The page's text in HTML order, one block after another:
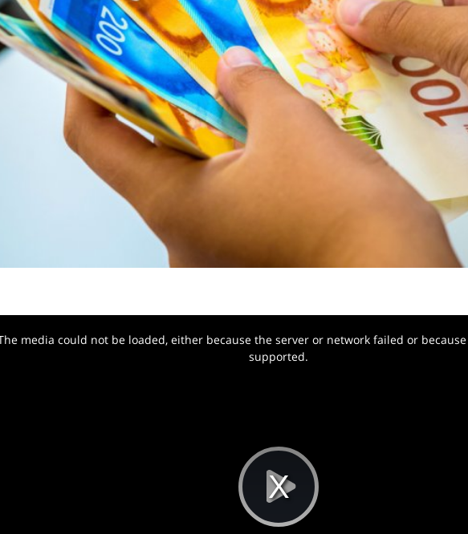
media could not be loaded, either because the server or network failed or
supported.